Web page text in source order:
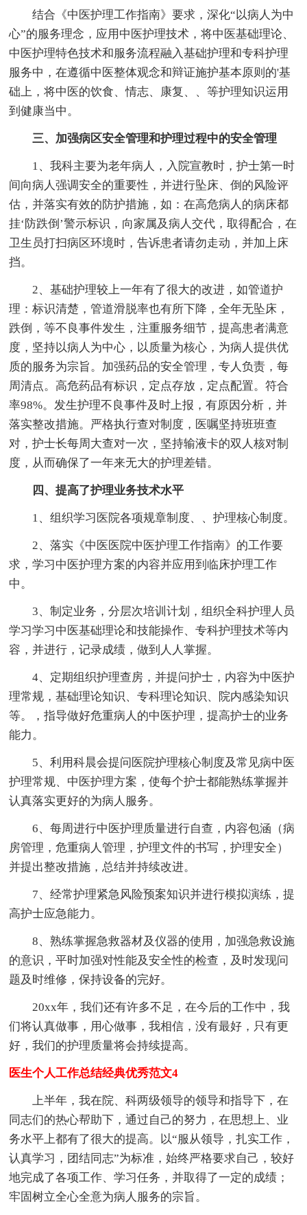
结合《中医护理工作指南》要求，深化“以病人为中
心”的服务理念，应用中医护理技术，将中医基础理论、
中医护理特色技术和服务流程融入基础护理和专科护理
服务中，在遵循中医整体观念和辩证施护基本原则的'基
础上，将中医的饮食、情志、康复、、等护理知识运用
到健康当中。
三、加强病区安全管理和护理过程中的安全管理
1、我科主要为老年病人，入院宣教时，护士第一时
间向病人强调安全的重要性，并进行坠床、倒的风险评
估，并落实有效的防护措施，如：在高危病人的病床都
挂‘防跌倒’警示标识，向家属及病人交代，取得配合，在
卫生员打扫病区环境时，告诉患者请勿走动，并加上床
挡。
2、基础护理较上一年有了很大的改进，如管道护
理：标识清楚，管道滑脱率也有所下降，全年无坠床，
跌倒，等不良事件发生，注重服务细节，提高患者满意
度，坚持以病人为中心，以质量为核心，为病人提供优
质的服务为宗旨。加强药品的安全管理，专人负责，每
周清点。高危药品有标识，定点存放，定点配置。符合
率98%。发生护理不良事件及时上报，有原因分析，并
落实整改措施。严格执行查对制度，医嘱坚持班班查
对，护士长每周大查对一次，坚持输液卡的双人核对制
度，从而确保了一年来无大的护理差错。
四、提高了护理业务技术水平
1、组织学习医院各项规章制度、、护理核心制度。
2、落实《中医医院中医护理工作指南》的工作要
求，学习中医护理方案的内容并应用到临床护理工作
中。
3、制定业务，分层次培训计划，组织全科护理人员
学习学习中医基础理论和技能操作、专科护理技术等内
容，并进行，记录成绩，做到人人掌握。
4、定期组织护理查房，并提问护士，内容为中医护
理常规，基础理论知识、专科理论知识、院内感染知识
等。，指导做好危重病人的中医护理，提高护士的业务
能力。
5、利用科晨会提问医院护理核心制度及常见病中医
护理常规、中医护理方案，使每个护士都能熟练掌握并
认真落实更好的为病人服务。
6、每周进行中医护理质量进行自查，内容包涵（病
房管理，危重病人管理，护理文件的书写，护理安全）
并提出整改措施，总结并持续改进。
7、经常护理紧急风险预案知识并进行模拟演练，提
高护士应急能力。
8、熟练掌握急救器材及仪器的使用，加强急救设施
的意识，平时加强对性能及安全性的检查，及时发现问
题及时维修，保持设备的完好。
20xx年，我们还有许多不足，在今后的工作中，我
们将认真做事，用心做事，我相信，没有最好，只有更
好，我们的护理质量将会持续提高。
医生个人工作总结经典优秀范文4
上半年，我在院、科两级领导的领导和指导下，在
同志们的热心帮助下，通过自己的努力，在思想上、业
务水平上都有了很大的提高。以“服从领导，扎实工作，
认真学习，团结同志”为标准，始终严格要求自己，较好
地完成了各项工作、学习任务，并取得了一定的成绩；
牢固树立全心全意为病人服务的宗旨。